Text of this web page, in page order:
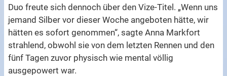
Duo freute sich dennoch über den Vize-Titel. „Wenn uns
jemand Silber vor dieser Woche angeboten hätte, wir
hätten es sofort genommen“, sagte Anna Markfort
strahlend, obwohl sie von dem letzten Rennen und den
fünf Tagen zuvor physisch wie mental völlig
ausgepowert war.